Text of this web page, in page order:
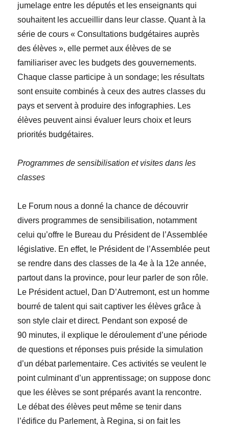
jumelage entre les députés et les enseignants qui
souhaitent les accueillir dans leur classe. Quant à la
série de cours « Consultations budgétaires auprès
des élèves », elle permet aux élèves de se
familiariser avec les budgets des gouvernements.
Chaque classe participe à un sondage; les résultats
sont ensuite combinés à ceux des autres classes du
pays et servent à produire des infographies. Les
élèves peuvent ainsi évaluer leurs choix et leurs
priorités budgétaires.
Programmes de sensibilisation et visites dans les
classes
Le Forum nous a donné la chance de découvrir
divers programmes de sensibilisation, notamment
celui qu’offre le Bureau du Président de l’Assemblée
législative. En effet, le Président de l’Assemblée peut
se rendre dans des classes de la 4e à la 12e année,
partout dans la province, pour leur parler de son rôle.
Le Président actuel, Dan D’Autremont, est un homme
bourré de talent qui sait captiver les élèves grâce à
son style clair et direct. Pendant son exposé de
90 minutes, il explique le déroulement d’une période
de questions et réponses puis préside la simulation
d’un débat parlementaire. Ces activités se veulent le
point culminant d’un apprentissage; on suppose donc
que les élèves se sont préparés avant la rencontre.
Le débat des élèves peut même se tenir dans
l’édifice du Parlement, à Regina, si on fait les